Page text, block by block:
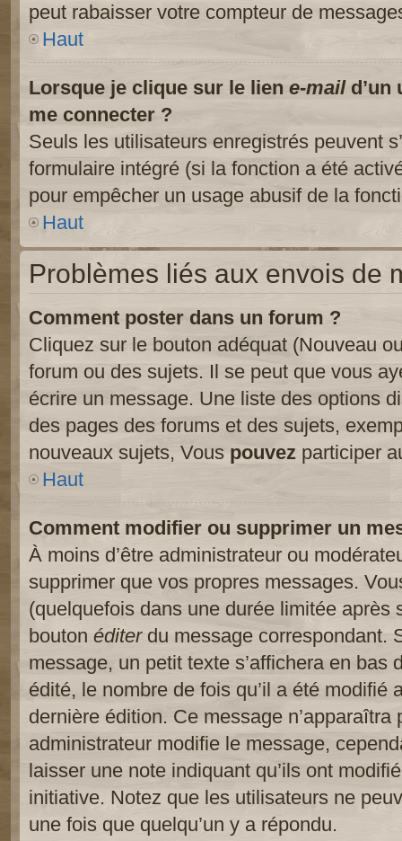
peut rabaisser votre compteur de
Haut
Lorsque je clique sur le lien e-maild’un
me connecter ?
Seuls les utilisateurs enregistrés peuvent
formulaire intégré (si la fonction a été
pour empêcher un usage abusif de la
Haut
Problèmes liés aux envois de
Comment poster dans un forum ?
Cliquez sur le bouton adéquat (Nouveau
forum ou des sujets. Il se peut que vous
écrire un message. Une liste des options
des pages des forums et des sujets,
nouveaux sujets, Vous pouvez participer
Haut
Comment modifier ou supprimer un
À moins d’être administrateur ou
supprimer que vos propres messages.
(quelquefois dans une durée limitée après
bouton éditerdu message correspondant.
message, un petit texte s’affichera en bas
édité, le nombre de fois qu’il a été modifié
dernière édition. Ce message
administrateur modifie le message,
laisser une note indiquant qu’ils ont
initiative. Notez que les utilisateurs ne
une fois que quelqu’un y a répondu.